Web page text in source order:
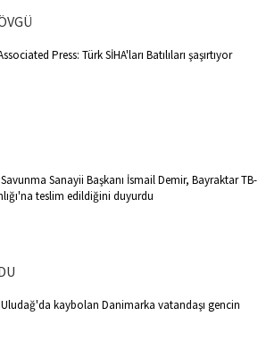
Press: Türk SİHA'ları Batılıları şaşırtıyor
Savunma Sanayii Başkanı İsmail Demir, Bayraktar TB-
teslim edildiğini duyurdu
Uludağ'da kaybolan Danimarka vatandaşı gencin